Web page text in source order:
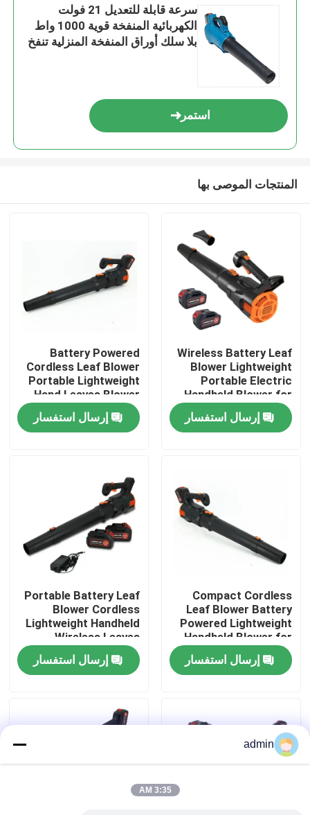
المنزل
حولنا
عرض المصنع
اتصل بنا
اطلب اقتباس
بالمنشار البنزين
منشار صغير محمول باليد
سرعة قابلة للتعديل 21 فولت
الكهربائية المنفخة قوية 1000 واط
بلا سلك أوراق المنفخة المنزلية تنفخ
استمر
المنتجات الموصى بها
Wireless Battery Leaf
Blower Lightweight
Portable Electric
Handheld Blower for
Yard and Driveway
إرسال استفسار
Battery Powered
Cordless Leaf Blower
Portable Lightweight
Hand Leaves Blower
for Easy Cleaning
إرسال استفسار
Compact Cordless
Leaf Blower Battery
Powered Lightweight
Handheld Blower for
Home Garden Use
إرسال استفسار
Portable Battery Leaf
Blower Cordless
Lightweight Handheld
Wireless Leaves
Blower for Home Yard
Use
إرسال استفسار
admin
3:35 AM